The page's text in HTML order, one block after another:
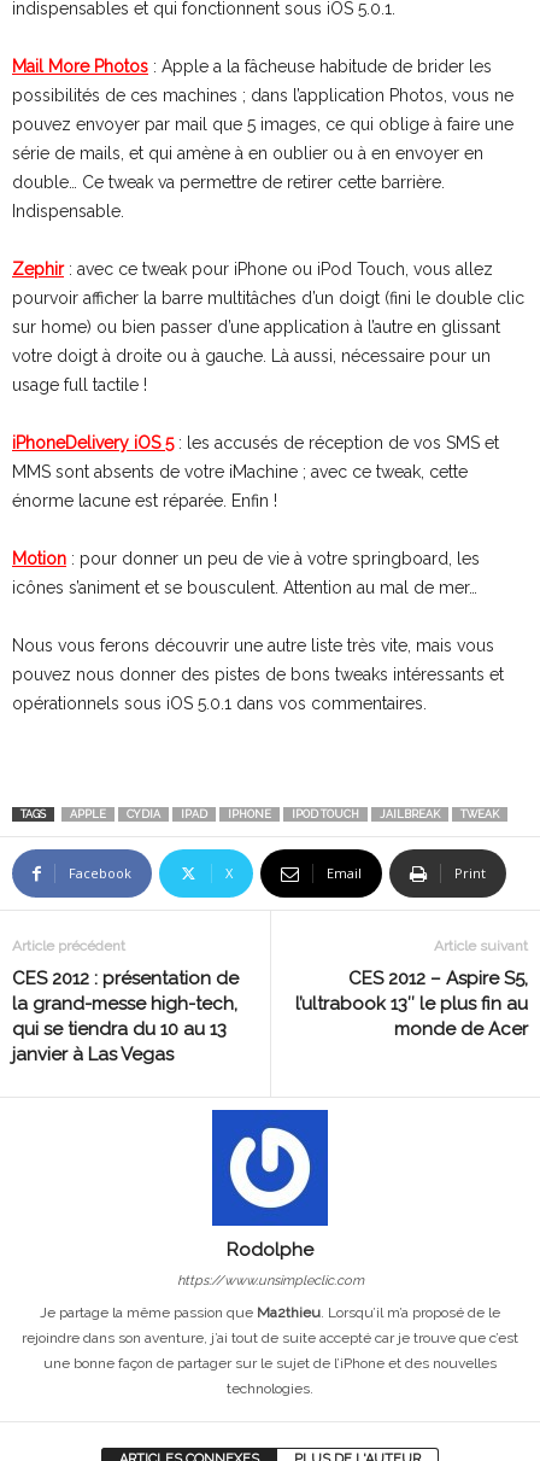
indispensables et qui fonctionnent sous iOS 5.0.1.
Mail More Photos : Apple a la fâcheuse habitude de brider les
possibilités de ces machines ; dans l’application Photos, vous ne
pouvez envoyer par mail que 5 images, ce qui oblige à faire une
série de mails, et qui amène à en oublier ou à en envoyer en
double… Ce tweak va permettre de retirer cette barrière.
Indispensable.
Zephir: avec ce tweak pour iPhone ou iPod Touch, vous allez
pourvoir afficher la barre multitâches d’un doigt (fini le double clic
sur home) ou bien passer d’une application à l’autre en glissant
votre doigt à droite ou à gauche. Là aussi, nécessaire pour un
usage full tactile !
iPhoneDelivery iOS 5: les accusés de réception de vos SMS et
MMS sont absents de votre iMachine ; avec ce tweak, cette
énorme lacune est réparée. Enfin !
Motion : pour donner un peu de vie à votre springboard, les
icônes s’animent et se bousculent. Attention au mal de mer…
Nous vous ferons découvrir une autre liste très vite, mais vous
pouvez nous donner des pistes de bons tweaks intéressants et
opérationnels sous iOS 5.0.1 dans vos commentaires.
TAGS APPLE CYDIA IPAD IPHONE IPOD TOUCH JAILBREAK TWEAK
Facebook X Email Print
Article précédent
CES 2012 : présentation de
la grand-messe high-tech,
qui se tiendra du 10 au 13
janvier à Las Vegas
Article suivant
CES 2012 – Aspire S5,
l’ultrabook 13″ le plus fin au
monde de Acer
Rodolphe
https://www.unsimpleclic.com
Je partage la même passion que Ma2thieu. Lorsqu’il m’a proposé de le
rejoindre dans son aventure, j’ai tout de suite accepté car je trouve que c’est
une bonne façon de partager sur le sujet de l’iPhone et des nouvelles
technologies.